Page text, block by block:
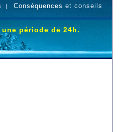
| Conséquences et conseils
période de 24h.